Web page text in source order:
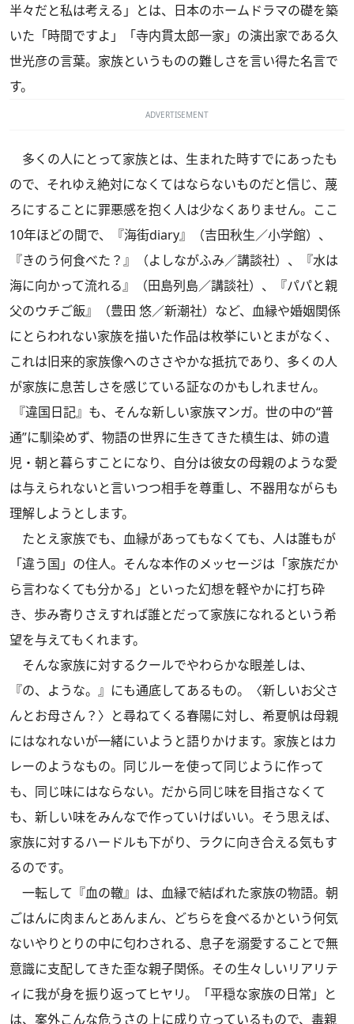
半々だと私は考える」とは、日本のホームドラマの礎を築
いた「時間ですよ」「寺内貫太郎一家」の演出家である久
世光彦の言葉。家族というものの難しさを言い得た名言で
す。
ADVERTISEMENT
多くの人にとって家族とは、生まれた時すでにあったも
ので、それゆえ絶対になくてはならないものだと信じ、蔑
ろにすることに罪悪感を抱く人は少なくありません。ここ
10年ほどの間で、『海街diary』（吉田秋生／小学館）、
『きのう何食べた？』（よしながふみ／講談社）、『水は
海に向かって流れる』（田島列島／講談社）、『パパと親
父のウチご飯』（豊田 悠／新潮社）など、血縁や婚姻関係
にとらわれない家族を描いた作品は枚挙にいとまがなく、
これは旧来的家族像へのささやかな抵抗であり、多くの人
が家族に息苦しさを感じている証なのかもしれません。
『違国日記』も、そんな新しい家族マンガ。世の中の“普
通”に馴染めず、物語の世界に生きてきた槙生は、姉の遺
児・朝と暮らすことになり、自分は彼女の母親のような愛
は与えられないと言いつつ相手を尊重し、不器用ながらも
理解しようとします。
たとえ家族でも、血縁があってもなくても、人は誰もが
「違う国」の住人。そんな本作のメッセージは「家族だか
ら言わなくても分かる」といった幻想を軽やかに打ち砕
き、歩み寄りさえすれば誰とだって家族になれるという希
望を与えてもくれます。
そんな家族に対するクールでやわらかな眼差しは、
『の、ような。』にも通底してあるもの。〈新しいお父さ
んとお母さん？〉と尋ねてくる春陽に対し、希夏帆は母親
にはなれないが一緒にいようと語りかけます。家族とはカ
レーのようなもの。同じルーを使って同じように作って
も、同じ味にはならない。だから同じ味を目指さなくて
も、新しい味をみんなで作っていけばいい。そう思えば、
家族に対するハードルも下がり、ラクに向き合える気もす
るのです。
一転して『血の轍』は、血縁で結ばれた家族の物語。朝
ごはんに肉まんとあんまん、どちらを食べるかという何気
ないやりとりの中に匂わされる、息子を溺愛することで無
意識に支配してきた歪な親子関係。その生々しいリアリテ
ィに我が身を振り返ってヒヤリ。「平穏な家族の日常」と
は、案外こんな危うさの上に成り立っているもので、毒親